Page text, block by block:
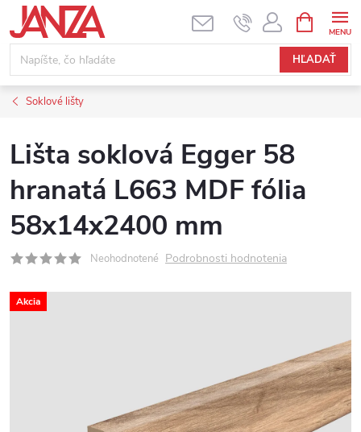
Prejsť na obsah
HĽADAŤ
Soklové lišty
Lišta soklová Egger 58
hranatá L663 MDF fólia
58x14x2400 mm
Neohodnotené Podrobnosti hodnotenia
Akcia